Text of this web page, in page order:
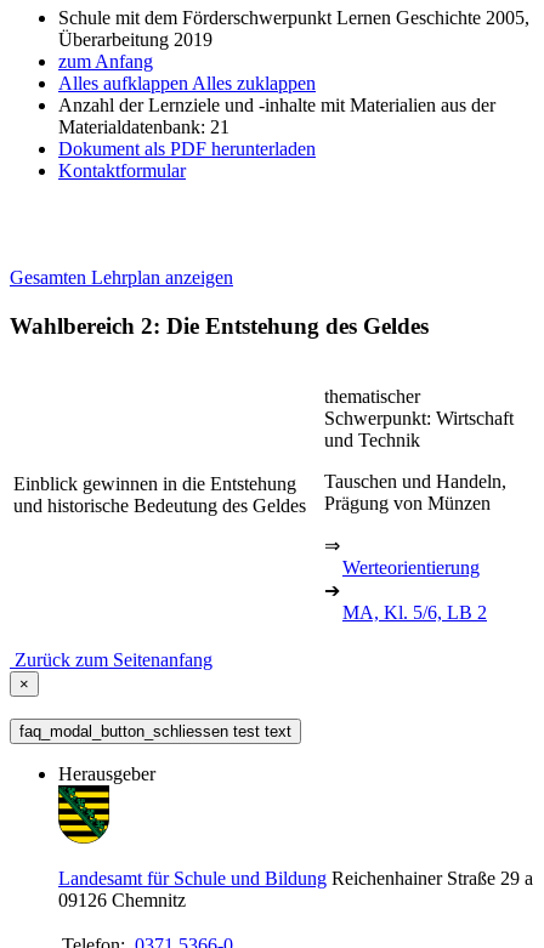
Schule mit dem Förderschwerpunkt Lernen Geschichte 2005,
Überarbeitung 2019
zum Anfang
Alles aufklappen Alles zuklappen
Anzahl der Lernziele und -inhalte mit Materialien aus der
Materialdatenbank: 21
Dokument als PDF herunterladen
Kontaktformular
Gesamten Lehrplan anzeigen
Wahlbereich 2: Die Entstehung des Geldes
Einblick gewinnen in die Entstehung
und historische Bedeutung des Geldes
thematischer
Schwerpunkt: Wirtschaft
und Technik
Tauschen und Handeln,
Prägung von Münzen
⇒
Werteorientierung
➔
MA, Kl. 5/6, LB 2
Zurück zum Seitenanfang
×
faq_modal_button_schliessen test text
Herausgeber
Landesamt für Schule und Bildung Reichenhainer Straße 29 a
09126 Chemnitz